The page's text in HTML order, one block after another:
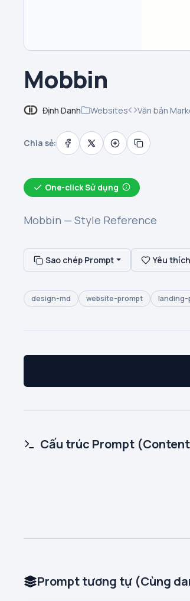
Mobbin
Định Danh Websites Văn bản
Chia sẻ:
One-click Sử dụng
Mobbin — Style Reference
Sao chép Prompt Yêu thích
design-md website-prompt landing-
Cấu trúc Prompt
Prompt tương tự (Cùng